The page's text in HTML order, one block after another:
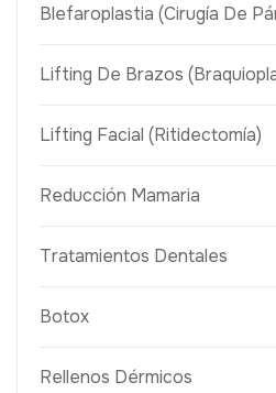
Blefaroplastia (Cirugía De
Lifting De Brazos
Lifting Facial (Ritidectomía)
Reducción Mamaria
Tratamientos Dentales
Botox
Rellenos Dérmicos